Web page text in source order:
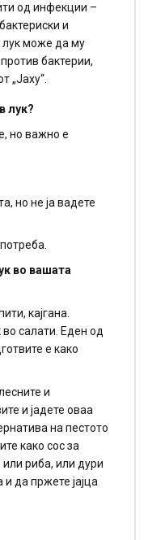
од инфекции –
и
лук може да му
бактерии,
„Јаху“.
лук?
но важно е
но не ја вадете
во вашата
кајгана.
салати. Еден од
е како
и
и јадете оваа
на пестото
како сос за
риба, или дури
да пржете јајца